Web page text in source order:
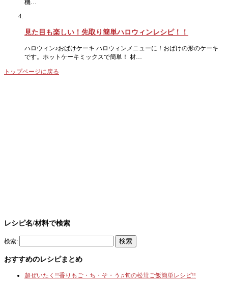
機…
見た目も楽しい！先取り簡単ハロウィンレシピ！！
ハロウィン♪おばけケーキ ハロウィンメニューに！おばけの形のケーキ
です。ホットケーキミックスで簡単！ 材…
トップページに戻る
レシピ名/材料で検索
検索:
おすすめのレシピまとめ
超ぜいたく!!香りもご・ち・そ・う♫旬の松茸ご飯簡単レシピ!!